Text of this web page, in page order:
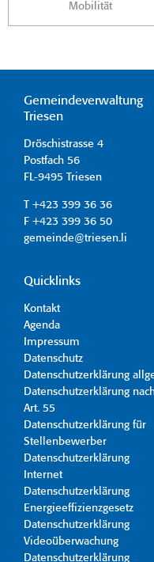
Mobilität
Gemeindeverwaltung
Triesen
Dröschistrasse 4
Postfach 56
FL-9495 Triesen
T +423 399 36 36
F +423 399 36 50
gemeinde@triesen.li
Quicklinks
Kontakt
Agenda
Impressum
Datenschutz
Datenschutzerklärung
Datenschutzerklärung
Art. 55
Datenschutzerklärung für
Stellenbewerber
Datenschutzerklärung
Internet
Datenschutzerklärung
Energieeffizienzgesetz
Datenschutzerklärung
Videoüberwachung
Datenschutzerklärung